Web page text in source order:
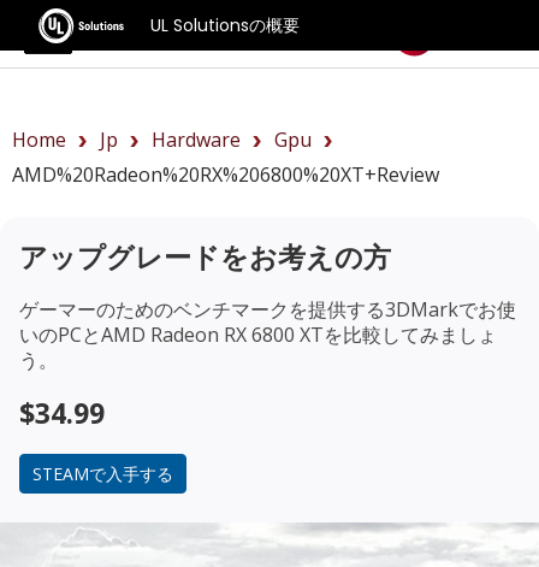
UL Solutionsの概要
ベンチマーク
Home Jp Hardware
Gpu
AMD%20Radeon%20RX%206800%20XT+review
アップグレードをお考えの方
ゲーマーのためのベンチマークを提供する3DMarkでお使
いのPCとAMD Radeon RX 6800 XTを比較してみましょ
う。
$34.99
STEAMで入手する